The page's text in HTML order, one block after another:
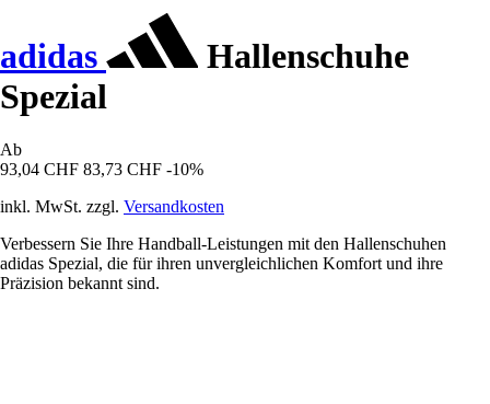
adidas
Hallenschuhe
Spezial
Ab
93,04 CHF 83,73 CHF -10%
inkl. MwSt. zzgl. Versandkosten
Verbessern Sie Ihre Handball-Leistungen mit den Hallenschuhen
adidas Spezial, die für ihren unvergleichlichen Komfort und ihre
Präzision bekannt sind.